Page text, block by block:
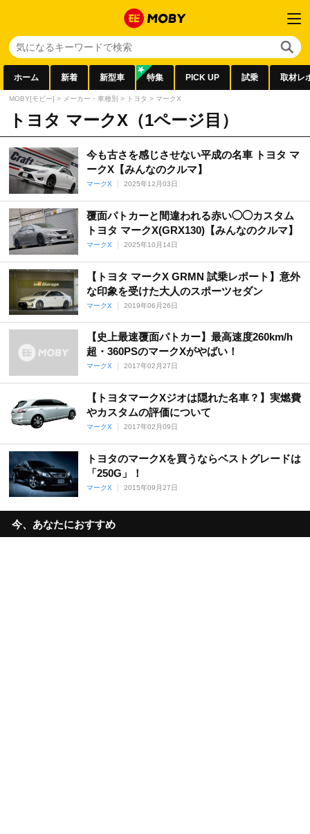
ホーム 新着 新型車 特集 PICK UP 試乗 取材レ
MOBY[モビー] > メーカー・車種別 > トヨタ > マークX
トヨタ マークX（1ページ目）
今も古さを感じさせない平成の名車 トヨタ マ
ークX【みんなのクルマ】
マークX 2025年12月03日
覆面パトカーと間違われる赤い◯◯カスタム
トヨタ マークX(GRX130)【みんなのクルマ】
マークX 2025年10月14日
【トヨタ マークX GRMN 試乗レポート】意外
な印象を受けた大人のスポーツセダン
マークX 2019年06月26日
【史上最速覆面パトカー】最高速度260km/h
超・360PSのマークXがやばい！
マークX 2017年02月27日
【トヨタマークXジオは隠れた名車？】実燃費
やカスタムの評価について
マークX 2017年02月09日
トヨタのマークXを買うならベストグレードは
「250G」！
マークX 2015年09月27日
今、あなたにおすすめ